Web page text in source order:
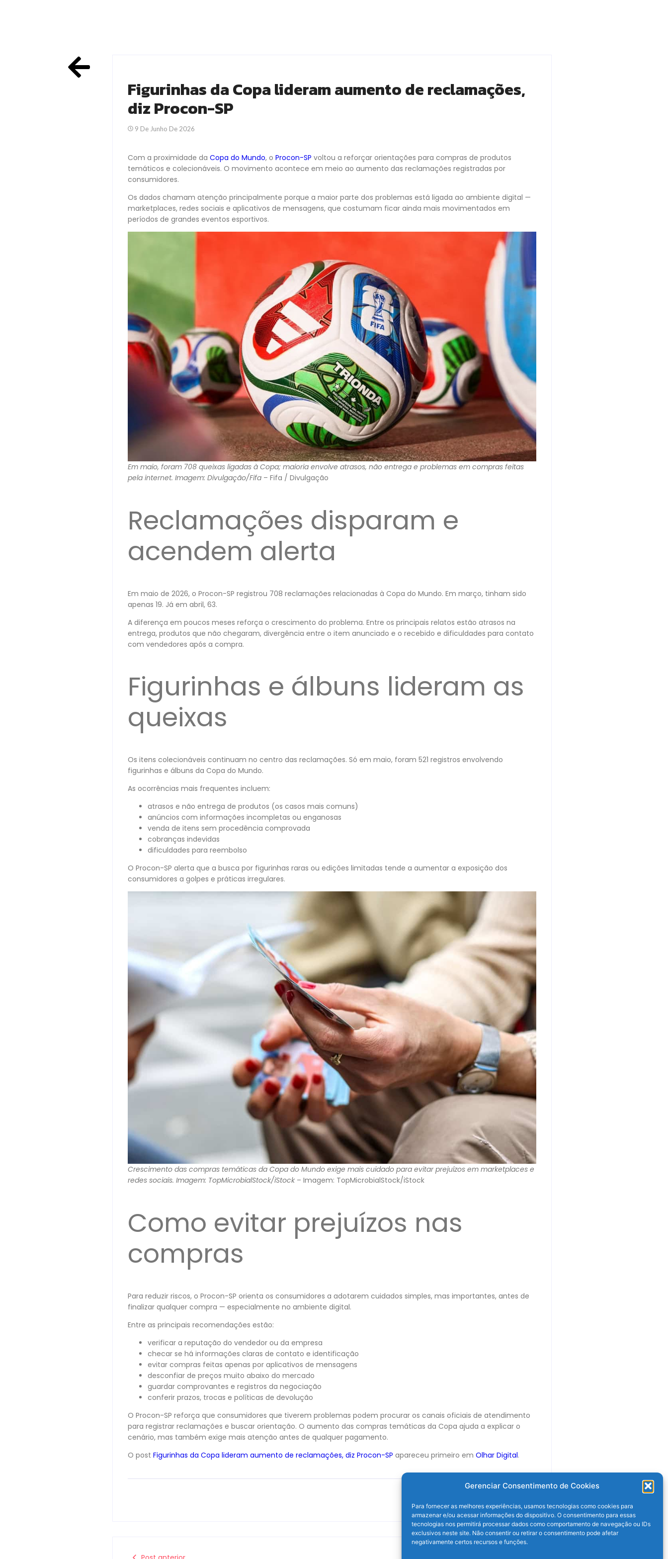
Gerenciar Consentimento de Cookies
Para fornecer as melhores experiências, usamos tecnologias como cookies para
armazenar e/ou acessar informações do dispositivo. O consentimento para essas
tecnologias nos permitirá processar dados como comportamento de navegação ou IDs
exclusivos neste site. Não consentir ou retirar o consentimento pode afetar
negativamente certos recursos e funções.
Figurinhas da Copa lideram aumento de reclamações,
diz Procon-SP
9 De Junho De 2026
Com a proximidade da Copa do Mundo, o Procon-SP voltou a reforçar orientações para compras de produtos
temáticos e colecionáveis. O movimento acontece em meio ao aumento das reclamações registradas por
consumidores.
Os dados chamam atenção principalmente porque a maior parte dos problemas está ligada ao ambiente digital —
marketplaces, redes sociais e aplicativos de mensagens, que costumam ficar ainda mais movimentados em
períodos de grandes eventos esportivos.
Em maio, foram 708 queixas ligadas à Copa; maioria envolve atrasos, não entrega e problemas em compras feitas
pela internet. Imagem: Divulgação/Fifa – Fifa / Divulgação
Reclamações disparam e
acendem alerta
Em maio de 2026, o Procon-SP registrou 708 reclamações relacionadas à Copa do Mundo. Em março, tinham sido
apenas 19. Já em abril, 63.
A diferença em poucos meses reforça o crescimento do problema. Entre os principais relatos estão atrasos na
entrega, produtos que não chegaram, divergência entre o item anunciado e o recebido e dificuldades para contato
com vendedores após a compra.
Figurinhas e álbuns lideram as
queixas
Os itens colecionáveis continuam no centro das reclamações. Só em maio, foram 521 registros envolvendo
figurinhas e álbuns da Copa do Mundo.
As ocorrências mais frequentes incluem:
atrasos e não entrega de produtos (os casos mais comuns)
anúncios com informações incompletas ou enganosas
venda de itens sem procedência comprovada
cobranças indevidas
dificuldades para reembolso
O Procon-SP alerta que a busca por figurinhas raras ou edições limitadas tende a aumentar a exposição dos
consumidores a golpes e práticas irregulares.
Crescimento das compras temáticas da Copa do Mundo exige mais cuidado para evitar prejuízos em marketplaces e
redes sociais. Imagem: TopMicrobialStock/iStock– Imagem: TopMicrobialStock/iStock
Como evitar prejuízos nas
compras
Para reduzir riscos, o Procon-SP orienta os consumidores a adotarem cuidados simples, mas importantes, antes de
finalizar qualquer compra — especialmente no ambiente digital.
Entre as principais recomendações estão:
verificar a reputação do vendedor ou da empresa
checar se há informações claras de contato e identificação
evitar compras feitas apenas por aplicativos de mensagens
desconfiar de preços muito abaixo do mercado
guardar comprovantes e registros da negociação
conferir prazos, trocas e políticas de devolução
O Procon-SP reforça que consumidores que tiverem problemas podem procurar os canais oficiais de atendimento
para registrar reclamações e buscar orientação. O aumento das compras temáticas da Copa ajuda a explicar o
cenário, mas também exige mais atenção antes de qualquer pagamento.
O post Figurinhas da Copa lideram aumento de reclamações, diz Procon-SP apareceu primeiro em Olhar Digital.